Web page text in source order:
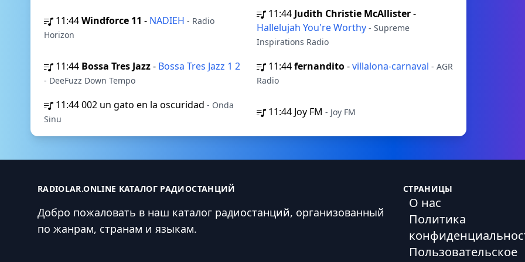
11:44Windforce 11 - NADIEH - Radio
Horizon
11:44 Judith Christie McAllister-
Hallelujah You're Worthy - Supreme
Inspirations Radio
11:44 Bossa Tres Jazz- Bossa Tres Jazz 1 2
- DeeFuzz Down Tempo
11:44fernandito-villalona-carnaval - AGR
Radio
11:44002 un gato en la oscuridad - Onda
Sinu
11:44 Joy FM - Joy FM
RADIOLAR.ONLINE КАТАЛОГ РАДИОСТАНЦИЙ
Добро пожаловать в наш каталог радиостанций, организованный
по жанрам, странам и языкам.
СТРАНИЦЫ
О нас
Политика
Пользовательское